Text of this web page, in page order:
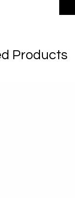
Products